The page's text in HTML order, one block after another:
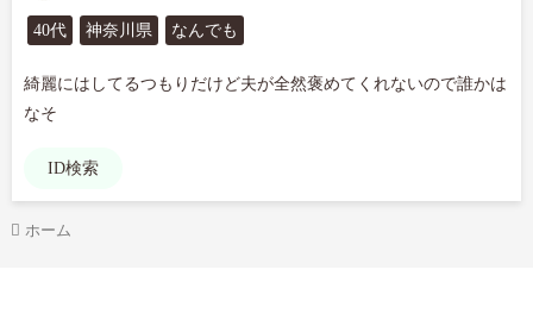
40代 神奈川県 なんでも
綺麗にはしてるつもりだけど夫が全然褒めてくれないので誰かは
なそ
ID検索
ホーム